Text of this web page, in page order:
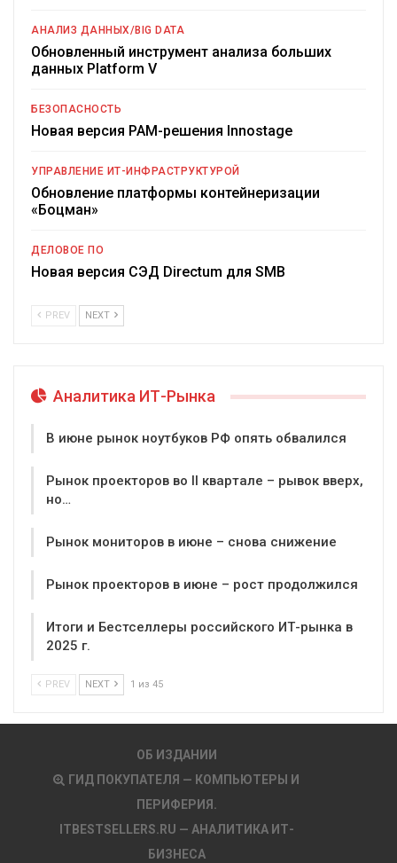
АНАЛИЗ ДАННЫХ/BIG DATA
Обновленный инструмент анализа больших
данных Platform V
БЕЗОПАСНОСТЬ
Новая версия PAM-решения Innostage
УПРАВЛЕНИЕ ИТ-ИНФРАСТРУКТУРОЙ
Обновление платформы контейнеризации
«Боцман»
ДЕЛОВОЕ ПО
Новая версия СЭД Directum для SMB
PREV NEXT
Аналитика ИТ-Рынка
В июне рынок ноутбуков РФ опять обвалился
Рынок проекторов во II квартале – рывок вверх,
но…
Рынок мониторов в июне – снова снижение
Рынок проекторов в июне – рост продолжился
Итоги и Бестселлеры российского ИТ-рынка в
2025 г.
PREV NEXT 1 из 45
ОБ ИЗДАНИИ
ГИД ПОКУПАТЕЛЯ — КОМПЬЮТЕРЫ И
ПЕРИФЕРИЯ.
ITBESTSELLERS.RU — АНАЛИТИКА ИТ-
БИЗНЕСА